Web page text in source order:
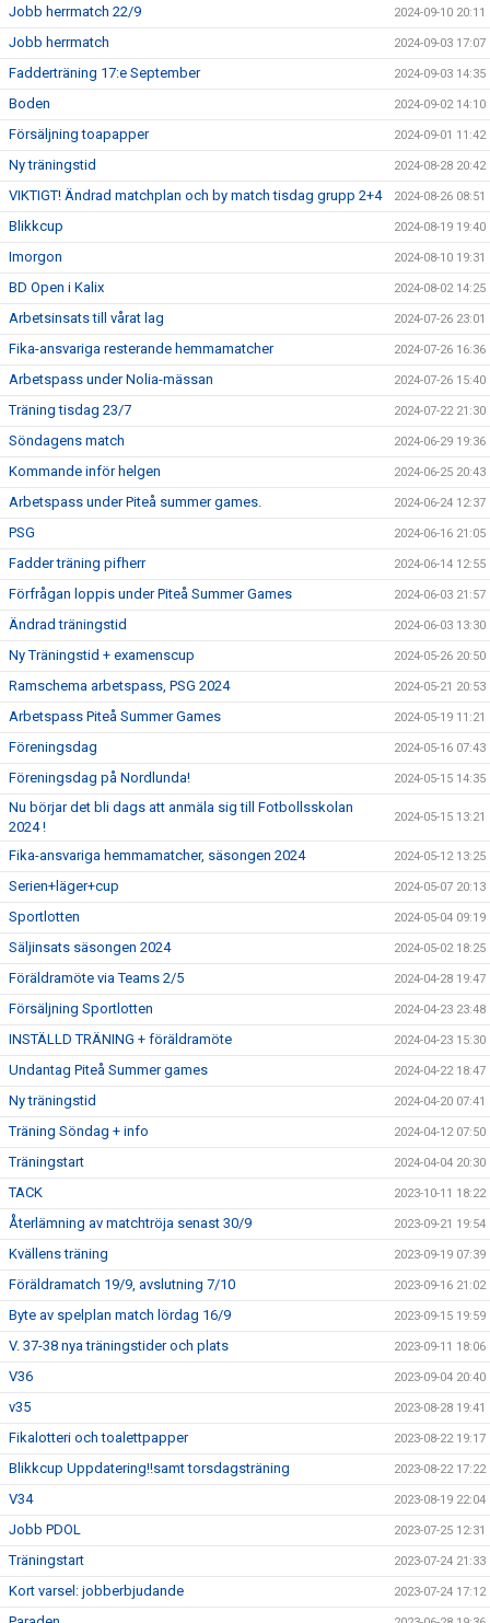
Jobb herrmatch 22/9 2024-09-10 20:11
Jobb herrmatch 2024-09-03 17:07
Fadderträning 17:e September 2024-09-03 14:35
Boden 2024-09-02 14:10
Försäljning toapapper 2024-09-01 11:42
Ny träningstid 2024-08-28 20:42
VIKTIGT! Ändrad matchplan och by match tisdag grupp 2+4 2024-08-26 08:51
Blikkcup 2024-08-19 19:40
Imorgon 2024-08-10 19:31
BD Open i Kalix 2024-08-02 14:25
Arbetsinsats till vårat lag 2024-07-26 23:01
Fika-ansvariga resterande hemmamatcher 2024-07-26 16:36
Arbetspass under Nolia-mässan 2024-07-26 15:40
Träning tisdag 23/7 2024-07-22 21:30
Söndagens match 2024-06-29 19:36
Kommande inför helgen 2024-06-25 20:43
Arbetspass under Piteå summer games. 2024-06-24 12:37
PSG 2024-06-16 21:05
Fadder träning pifherr 2024-06-14 12:55
Förfrågan loppis under Piteå Summer Games 2024-06-03 21:57
Ändrad träningstid 2024-06-03 13:30
Ny Träningstid + examenscup 2024-05-26 20:50
Ramschema arbetspass, PSG 2024 2024-05-21 20:53
Arbetspass Piteå Summer Games 2024-05-19 11:21
Föreningsdag 2024-05-16 07:43
Föreningsdag på Nordlunda! 2024-05-15 14:35
Nu börjar det bli dags att anmäla sig till Fotbollsskolan
2024 !
2024-05-15 13:21
Fika-ansvariga hemmamatcher, säsongen 2024 2024-05-12 13:25
Serien+läger+cup 2024-05-07 20:13
Sportlotten 2024-05-04 09:19
Säljinsats säsongen 2024 2024-05-02 18:25
Föräldramöte via Teams 2/5 2024-04-28 19:47
Försäljning Sportlotten 2024-04-23 23:48
INSTÄLLD TRÄNING + föräldramöte 2024-04-23 15:30
Undantag Piteå Summer games 2024-04-22 18:47
Ny träningstid 2024-04-20 07:41
Träning Söndag + info 2024-04-12 07:50
Träningstart 2024-04-04 20:30
TACK 2023-10-11 18:22
Återlämning av matchtröja senast 30/9 2023-09-21 19:54
Kvällens träning 2023-09-19 07:39
Föräldramatch 19/9, avslutning 7/10 2023-09-16 21:02
Byte av spelplan match lördag 16/9 2023-09-15 19:59
V. 37-38 nya träningstider och plats 2023-09-11 18:06
V36 2023-09-04 20:40
v35 2023-08-28 19:41
Fikalotteri och toalettpapper 2023-08-22 19:17
Blikkcup Uppdatering!!samt torsdagsträning 2023-08-22 17:22
V34 2023-08-19 22:04
Jobb PDOL 2023-07-25 12:31
Träningstart 2023-07-24 21:33
Kort varsel: jobberbjudande 2023-07-24 17:12